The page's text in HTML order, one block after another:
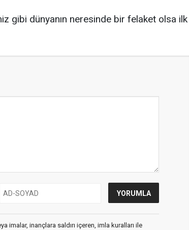
gibi dünyanın neresinde bir felaket olsa ilk
imalar, inançlara saldırı içeren, imla kuralları ile